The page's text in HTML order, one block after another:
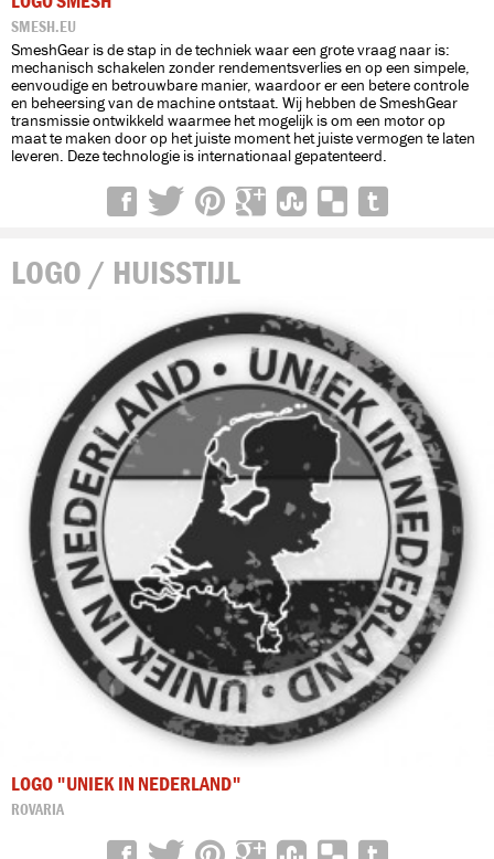
SMESH.EU
SmeshGear is de stap in de techniek waar een grote vraag naar is:
mechanisch schakelen zonder rendementsverlies en op een simpele,
eenvoudige en betrouwbare manier, waardoor er een betere controle
en beheersing van de machine ontstaat. Wij hebben de SmeshGear
transmissie ontwikkeld waarmee het mogelijk is om een motor op
maat te maken door op het juiste moment het juiste vermogen te laten
leveren. Deze technologie is internationaal gepatenteerd.
LOGO / HUISSTIJL
LOGO "UNIEK IN NEDERLAND"
ROVARIA